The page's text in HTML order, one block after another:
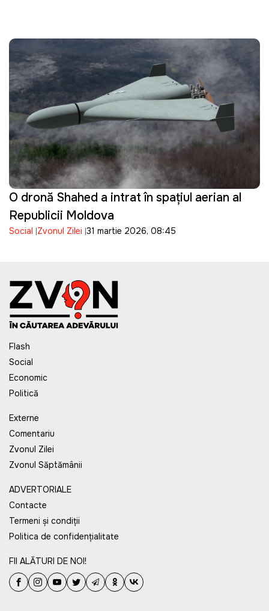
O dronă Shahed a intrat în spațiul aerian al
Republicii Moldova
Social Zvonul Zilei 31 martie 2026, 08:45
Flash
Social
Economic
Politică
Externe
Comentariu
Zvonul Zilei
Zvonul Săptămânii
ADVERTORIALE
Contacte
Termeni și condiții
Politica de confidențialitate
FII ALĂTURI DE NOI!